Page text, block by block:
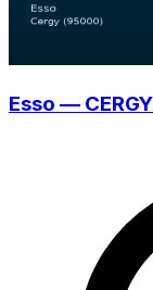
Esso — CERGY